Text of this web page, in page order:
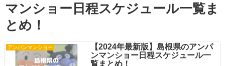
マンショー日程スケジュール一覧ま
とめ！
アンパンマンショー
【2024年最新版】島根県のアンパ
ンマンショー日程スケジュール一
覧まとめ！